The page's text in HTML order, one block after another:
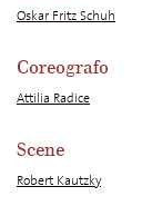
Oskar Fritz Schuh
Coreografo
Attilia Radice
Scene
Robert Kautzky